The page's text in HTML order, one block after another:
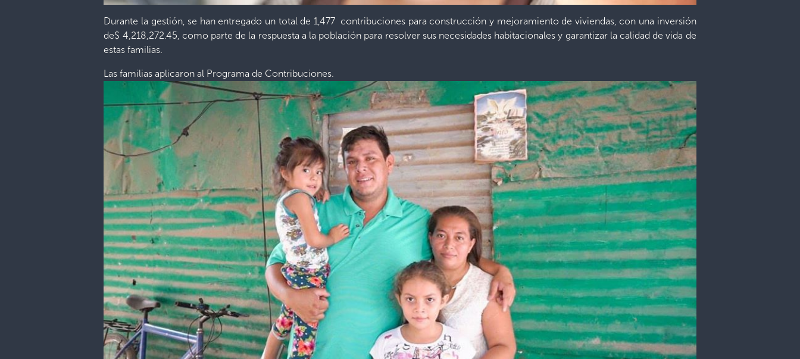
Durante la gestión, se han entregado un total de 1,477 contribuciones para construcción y mejoramiento de viviendas, con una inversión
de$ 4,218,272.45, como parte de la respuesta a la población para resolver sus necesidades habitacionales y garantizar la calidad de vida de
estas familias.
Las familias aplicaron al Programa de Contribuciones.